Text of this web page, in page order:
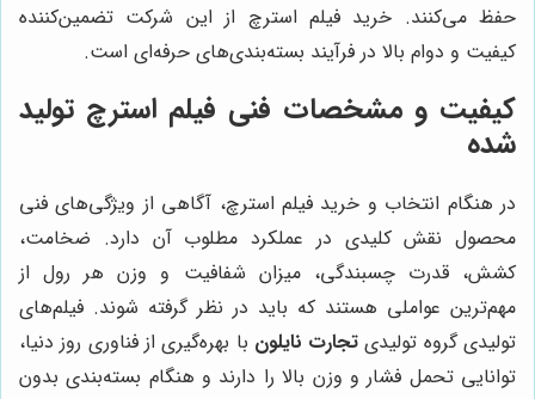
حفظ می‌کنند. خرید فیلم استرچ از این شرکت تضمین‌کننده
کیفیت و دوام بالا در فرآیند بسته‌بندی‌های حرفه‌ای است.
کیفیت و مشخصات فنی فیلم استرچ تولید
شده
در هنگام انتخاب و خرید فیلم استرچ، آگاهی از ویژگی‌های فنی
محصول نقش کلیدی در عملکرد مطلوب آن دارد. ضخامت،
کشش، قدرت چسبندگی، میزان شفافیت و وزن هر رول از
مهم‌ترین عواملی هستند که باید در نظر گرفته شوند. فیلم‌های
تولیدی گروه تولیدی تجارت نایلون با بهره‌گیری از فناوری روز دنیا،
توانایی تحمل فشار و وزن بالا را دارند و هنگام بسته‌بندی بدون